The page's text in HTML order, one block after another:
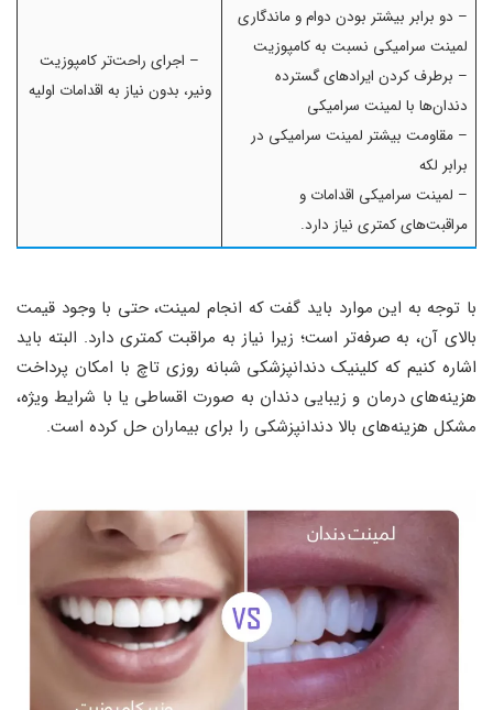
– دو برابر بیشتر بودن دوام و ماندگاری
لمینت سرامیکی نسبت به کامپوزیت
– برطرف کردن ایرادهای گسترده
دندان‌ها با لمینت سرامیکی
– مقاومت بیشتر لمینت سرامیکی در
برابر لکه
– لمینت سرامیکی اقدامات و
مراقبت‌های کمتری نیاز دارد.
– اجرای راحت‌تر کامپوزیت
ونیر، بدون نیاز به اقدامات اولیه
با توجه به این موارد باید گفت که انجام لمینت، حتی با وجود قیمت
بالای آن، به صرفه‌تر است؛ زیرا نیاز به مراقبت کمتری دارد. البته باید
اشاره کنیم که کلینیک دندانپزشکی شبانه روزی تاچ با امکان پرداخت
هزینه‌های درمان و زیبایی دندان به صورت اقساطی یا با شرایط ویژه،
مشکل هزینه‌های بالا دندانپزشکی را برای بیماران حل کرده است.